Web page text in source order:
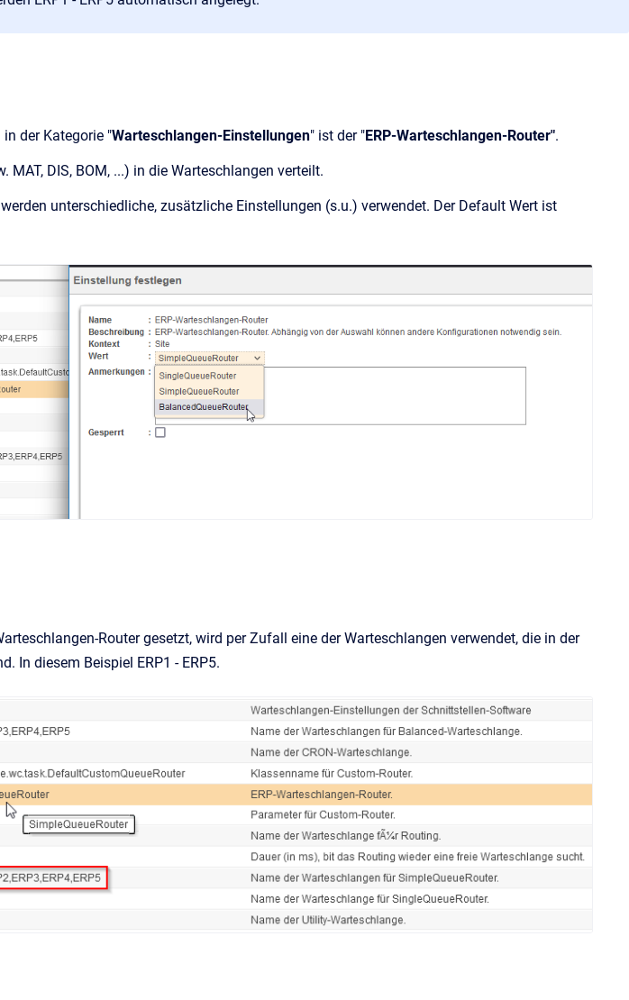
der Kategorie "Warteschlangen-Einstellungen" ist der "ERP-Warteschlangen-Router".
MAT, DIS, BOM, ...) in die Warteschlangen verteilt.
werden unterschiedliche, zusätzliche Einstellungen (s.u.) verwendet. Der Default Wert ist
Router gesetzt, wird per Zufall eine der Warteschlangen verwendet, die in der
In diesem Beispiel ERP1 - ERP5.